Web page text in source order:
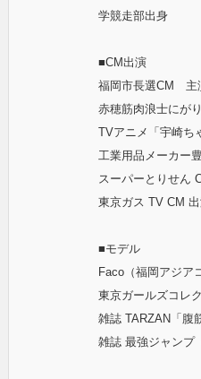
学競走部出身
■CM出演
福岡市長選CM 主
赤穂筋肉浪士にが
TVアニメ「宇崎ち
工業用品メーカー
スーパーとりせん
東京ガス TV CM
■モデル
Faco（福岡アジア
東京ガールズコレ
雑誌 TARZAN「腹
雑誌 最強ジャンプ